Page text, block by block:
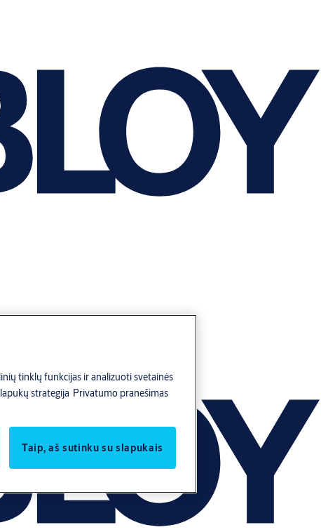
tinklų funkcijas ir analizuoti svetainės
strategija Privatumo pranešimas
Taip, aš sutinku su slapukais